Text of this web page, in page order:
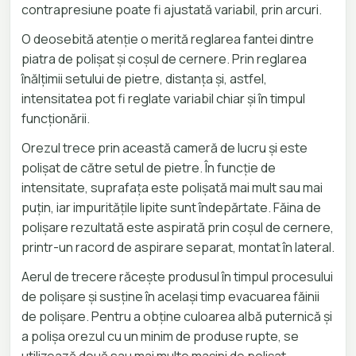
contrapresiune poate fi ajustată variabil, prin arcuri.
O deosebită atenție o merită reglarea fantei dintre
piatra de polișat și coșul de cernere. Prin reglarea
înălțimii setului de pietre, distanța și, astfel,
intensitatea pot fi reglate variabil chiar și în timpul
funcționării.
Orezul trece prin această cameră de lucru și este
polișat de către setul de pietre. În funcție de
intensitate, suprafața este polișată mai mult sau mai
puțin, iar impuritățile lipite sunt îndepărtate. Făina de
polișare rezultată este aspirată prin coșul de cernere,
printr-un racord de aspirare separat, montat în lateral.
Aerul de trecere răcește produsul în timpul procesului
de polișare și susține în același timp evacuarea făinii
de polișare. Pentru a obține culoarea albă puternică și
a polișa orezul cu un minim de produse rupte, se